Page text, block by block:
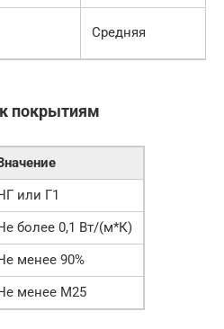
Средняя
покрытиям
или Г1
более 0,1 Вт/(м*К)
менее 90%
менее М25